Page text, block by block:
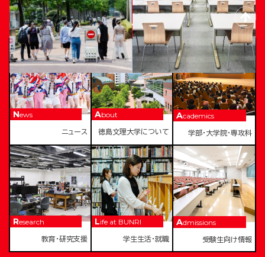
TOKUSHIMA BUNRI UNIVERSITY
News
ニュース
About
徳島文理大学について
Academics
学部・大学院・専攻科
Research
教育・研究支援
Life at BUNRI
学生生活・就職
Admissions
受験生向け情報